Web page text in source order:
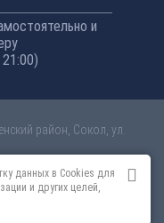
и
район, Сокол, ул.
новом жилом комплексе
застройщик»» в
от 3 млн рублей!
данных в Cookies для
и других целей,